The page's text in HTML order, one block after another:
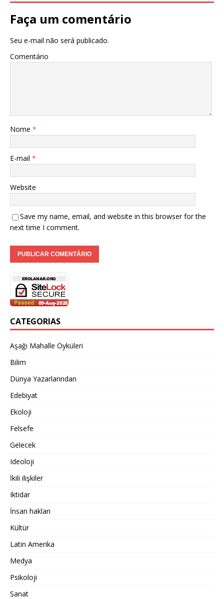
Faça um comentário
Seu e-mail não será publicado.
Comentário
Nome *
E-mail *
Website
Save my name, email, and website in this browser for the
next time I comment.
CATEGORIAS
Aşağı Mahalle Öyküleri
Bilim
Dünya Yazarlarından
Edebiyat
Ekoloji
Felsefe
Gelecek
Ideoloji
İkili ilişkiler
Iktidar
İnsan hakları
Kültür
Latin Amerika
Medya
Psikoloji
Sanat